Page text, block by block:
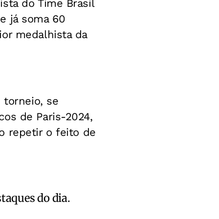
do Time Brasil
já soma 60
medalhista da
torneio, se
de Paris-2024,
repetir o feito de
do dia.